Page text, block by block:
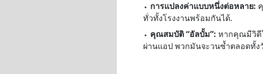
⬩ การแปลงค่าแบบหนึ่งต่อหลาย:
ทั่วทั้งโรงงานพร้อมกันได้.
⬩ คุณสมบัติ “อัลบั้ม”: หากคุณมีวิดี
ผ่านแอป พวกมันจะวนซ้ำตลอดทั้ง